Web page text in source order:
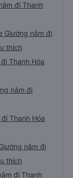
đi Thanh
Giường nằm đi
thích
Thanh Hóa
nằm đi
Thanh Hóa
nằm đi
thích
đi Thanh